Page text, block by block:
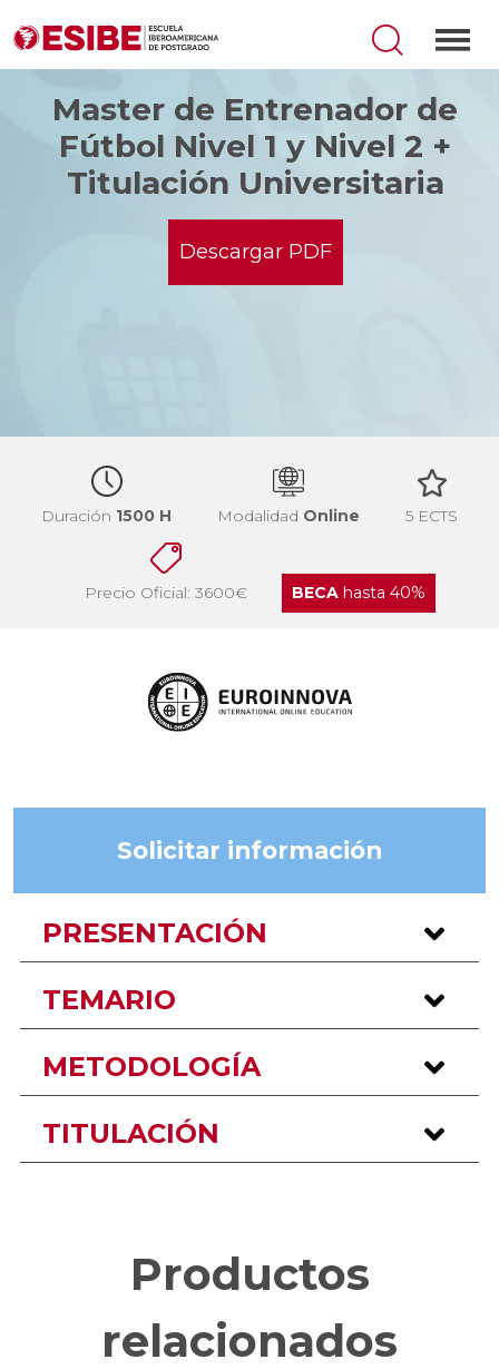
Master de Entrenador de
Fútbol Nivel 1 y Nivel 2 +
Titulación Universitaria
Descargar PDF
Duración 1500 H Modalidad Online 5 ECTS
Precio Oficial: 3600€ BECAhasta 40%
Solicitar información
PRESENTACIÓN
TEMARIO
METODOLOGÍA
TITULACIÓN
Productos
relacionados